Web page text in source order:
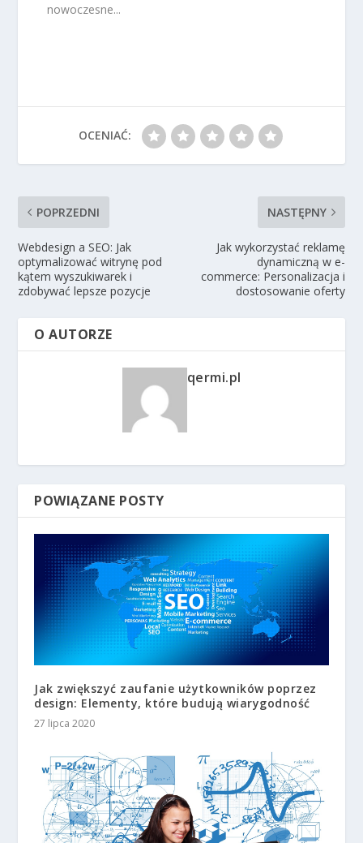
nowoczesne...
OCENIAĆ:
POPRZEDNI
Webdesign a SEO: Jak
optymalizować witrynę pod
kątem wyszukiwarek i
zdobywać lepsze pozycje
NASTĘPNY
Jak wykorzystać reklamę
dynamiczną w e-
commerce: Personalizacja i
dostosowanie oferty
O AUTORZE
qermi.pl
POWIĄZANE POSTY
Jak zwiększyć zaufanie użytkowników poprzez
design: Elementy, które budują wiarygodność
27 lipca 2020